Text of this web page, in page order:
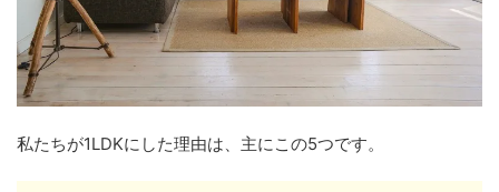
私たちが1LDKにした理由は、主にこの5つです。